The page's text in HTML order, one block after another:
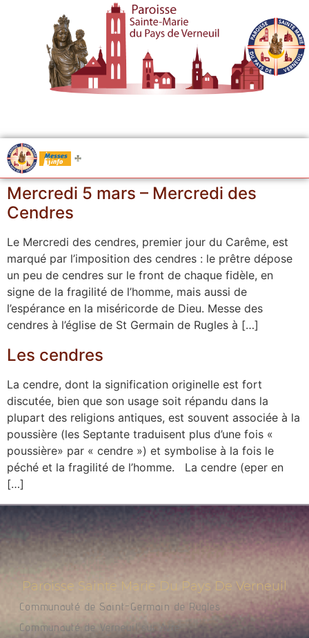
Messes
Mercredi 5 mars – Mercredi des
Cendres
Le Mercredi des cendres, premier jour du Carême, est
marqué par l’imposition des cendres : le prêtre dépose
un peu de cendres sur le front de chaque fidèle, en
signe de la fragilité de l’homme, mais aussi de
l’espérance en la miséricorde de Dieu. Messe des
cendres à l’église de St Germain de Rugles à […]
Les cendres
La cendre, dont la signification originelle est fort
discutée, bien que son usage soit répandu dans la
plupart des religions antiques, est souvent asso­ciée à la
poussière (les Septante traduisent plus d’une fois «
poussière» par « cendre ») et symbo­lise à la fois le
péché et la fragilité de l’homme. La cendre (eper en
[…]
Paroisse Sainte Marie Du Pays De Verneuil
Communauté de Saint-Germain de Rugles
Communauté de Verneuil sur Avre